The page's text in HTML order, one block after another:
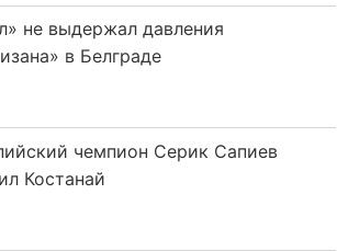
не выдержал давления
в Белграде
чемпион Серик Сапиев
Костанай